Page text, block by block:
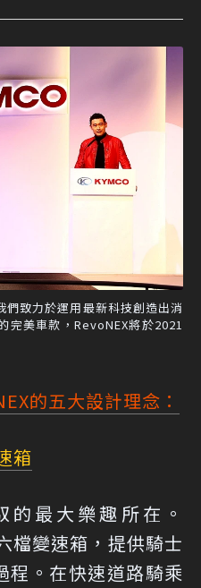
致力於運用最新科技創造出消
完美車款，RevoNEX將於2021
的五大設計理念：
箱
最大樂趣所在。
檔變速箱，提供騎士
程。在快速道路騎乘